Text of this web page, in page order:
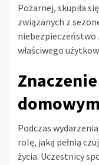
Pożarnej, skupiła
związanych z
właściwego
Podczas
rolę, jaką pełnią
życia. Uczestnicy